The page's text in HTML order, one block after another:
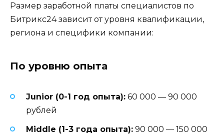
Размер заработной платы специалистов по
Битрикс24 зависит от уровня квалификации,
региона и специфики компании:
По уровню опыта
Junior (0-1 год опыта): 60 000 — 90 000
рублей
Middle (1-3 года опыта): 90 000 — 150 000